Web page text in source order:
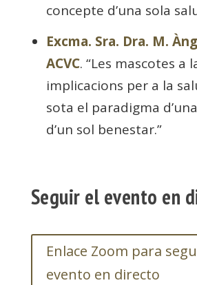
concepte d’una sola
Excma. Sra. Dra. M.
ACVC. “Les mascotes a
implicacions per a la
sota el paradigma
d’un sol benestar.”
Seguir el evento en
Enlace Zoom para
evento en directo